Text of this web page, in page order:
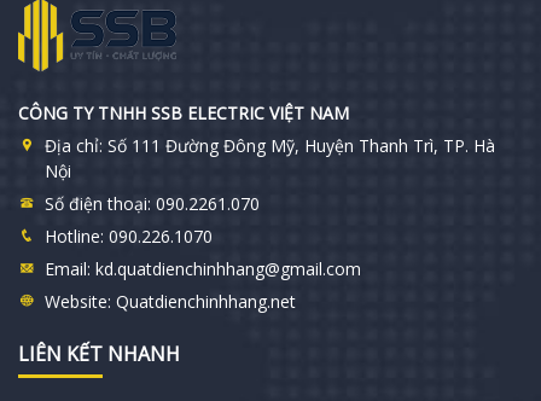
CÔNG TY TNHH SSB ELECTRIC VIỆT NAM
Địa chỉ: Số 111 Đường Đông Mỹ, Huyện Thanh Trì, TP. Hà
Nội
Số điện thoại: 090.2261.070
Hotline: 090.226.1070
Email: kd.quatdienchinhhang@gmail.com
Website: Quatdienchinhhang.net
LIÊN KẾT NHANH